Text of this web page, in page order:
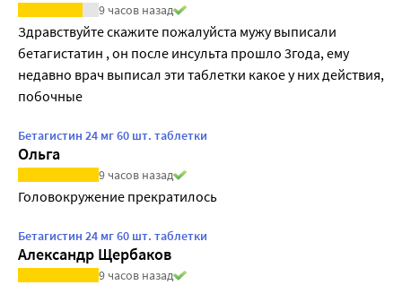
9 часов назад
Здравствуйте скажите пожалуйста мужу выписали
бетагистатин , он после инсульта прошло 3года, ему
недавно врач выписал эти таблетки какое у них действия,
побочные
Бетагистин 24 мг 60 шт. таблетки
Ольга
9 часов назад
Головокружение прекратилось
Бетагистин 24 мг 60 шт. таблетки
Александр Щербаков
9 часов назад